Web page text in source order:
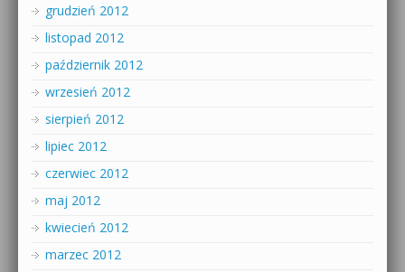
grudzień 2012
listopad 2012
październik 2012
wrzesień 2012
sierpień 2012
lipiec 2012
czerwiec 2012
maj 2012
kwiecień 2012
marzec 2012